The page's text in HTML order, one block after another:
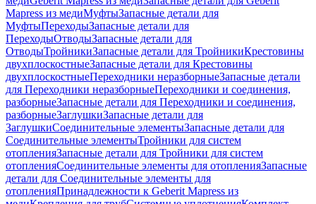
Mapress из медиМуфтыЗапасные детали для
МуфтыПереходыЗапасные детали для
ПереходыОтводыЗапасные детали для
ОтводыТройникиЗапасные детали для ТройникиКрестовины
двухплоскостныеЗапасные детали для Крестовины
двухплоскостныеПереходники неразборныеЗапасные детали
для Переходники неразборныеПереходники и соединения,
разборныеЗапасные детали для Переходники и соединения,
разборныеЗаглушкиЗапасные детали для
ЗаглушкиСоединительные элементыЗапасные детали для
Соединительные элементыТройники для систем
отопленияЗапасные детали для Тройники для систем
отопленияСоединительные элементы для отопленияЗапасные
детали для Соединительные элементы для
отопленияПринадлежности к Geberit Mapress из